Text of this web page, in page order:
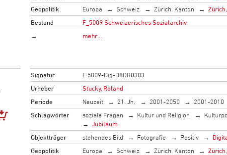
Geopolitik
Europa Schweiz Zürich, Kanton
Bestand
F_5009 Schweizerisches Sozialarchiv
→
mehr…
Signatur
F 5009-Dig-D8DR0303
Urheber
Stucky, Roland
Periode
Neuzeit 21. Jh. 2001-2050 2001-2010
Schlagwörter
soziale Fragen Kultur und Religion
Jubiläum
Objektträger
stehendes Bild Fotografie Positiv
Geopolitik
Europa Schweiz Zürich, Kanton